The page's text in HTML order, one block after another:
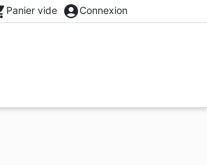
Panier vide account_circleConnexion